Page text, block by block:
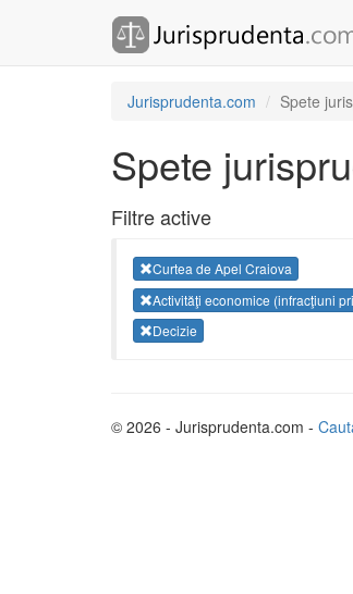
Jurisprudenta.com Spete
Spete
Filtre active
Curtea de Apel Craiova
Activităţi economice (infracţiuni
Decizie
© 2026 - Jurisprudenta.com -